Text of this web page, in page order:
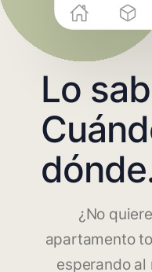
Lo
¿No
apartamento
esperando al